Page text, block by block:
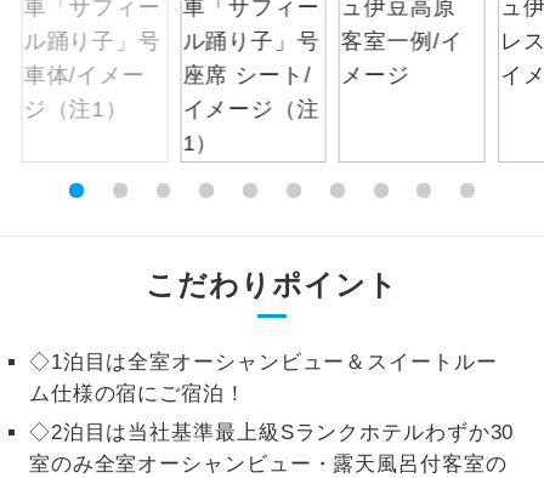
こだわりポイント
◇1泊目は全室オーシャンビュー＆スイートルー
ム仕様の宿にご宿泊！
◇2泊目は当社基準最上級Sランクホテルわずか30
室のみ全室オーシャンビュー・露天風呂付客室の
大浴場 ご宿泊ホテルに大浴場が付いています。
全食事付き
全てのお食事が付いていますので、お食
事の心配はいりません。（機内食を除
く）
お部屋食
お部屋にてゆっくりとお召し上がりいた
トラベルイヤ
周りの音を気にせず、ガイドさんの説明
をじっくり聞くことができます。
1名様催行
1名様から出発可能な個人型プランで
す。
2名様催行
2名様から出発可能な個人型プランで
す。